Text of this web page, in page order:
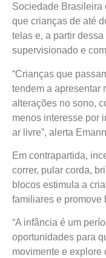
Sociedade Brasileira
que crianças de até
telas e, a partir
supervisionado e
“Crianças que
tendem a apresentar
alterações no sono,
menos interesse por
ar livre”, alerta
Em contrapartida,
correr, pular corda,
blocos estimula a
familiares e promove
“A infância é um
oportunidades para
movimente e explore